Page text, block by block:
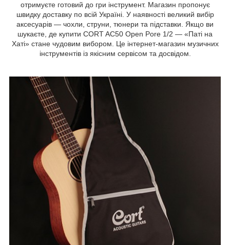
отримуєте готовий до гри інструмент. Магазин пропонує
швидку доставку по всій Україні. У наявності великий вибір
аксесуарів — чохли, струни, тюнери та підставки. Якщо ви
шукаєте, де купити CORT AC50 Open Pore 1/2 — «Паті на
Хаті» стане чудовим вибором. Це інтернет-магазин музичних
інструментів із якісним сервісом та досвідом.